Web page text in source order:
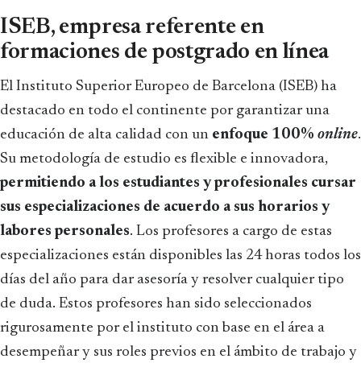
ISEB, empresa referente en
formaciones de postgrado en línea
El Instituto Superior Europeo de Barcelona (ISEB) ha
destacado en todo el continente por garantizar una
educación de alta calidad con un enfoque 100% online.
Su metodología de estudio es flexible e innovadora,
permitiendo a los estudiantes y profesionales cursar
sus especializaciones de acuerdo a sus horarios y
labores personales. Los profesores a cargo de estas
especializaciones están disponibles las 24 horas todos los
días del año para dar asesoría y resolver cualquier tipo
de duda. Estos profesores han sido seleccionados
rigurosamente por el instituto con base en el área a
desempeñar y sus roles previos en el ámbito de trabajo y